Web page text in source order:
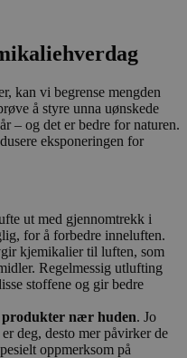
kan vi begrense mengden
å styre unna uønskede
– og det er bedre for naturen.
eksponeringen for
ut med gjennomtrekk i
for å forbedre inneluften.
kjemikalier til luften, som
Regelmessig utlufting
stoffene og gir bedre
nær huden. Jo
deg, desto mer påvirker de
oppmerksom på